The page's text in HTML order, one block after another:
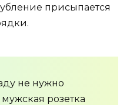
присыпается
не нужно
мужская розетка